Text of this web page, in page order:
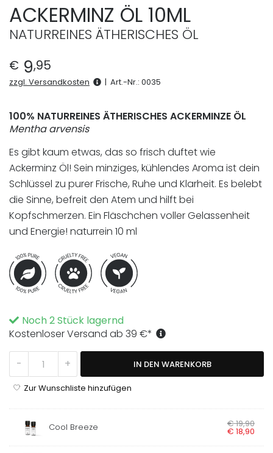
ACKERMINZ ÖL 10ML
NATURREINES ÄTHERISCHES ÖL
€ 9,95
zzgl. Versandkosten | Art.-Nr.: 0035
100% NATURREINES ÄTHERISCHES ACKERMINZE ÖL
Mentha arvensis
Es gibt kaum etwas, das so frisch duftet wie
Ackerminz Öl! Sein minziges, kühlendes Aroma ist dein
Schlüssel zu purer Frische, Ruhe und Klarheit. Es belebt
die Sinne, befreit den Atem und hilft bei
Kopfschmerzen. Ein Fläschchen voller Gelassenheit
und Energie! naturrein 10 ml
Noch 2 Stück lagernd
Kostenloser Versand ab 39 €*
-
Ackerminz Öl 10ml Menge
+ IN DEN WARENKORB
Zur Wunschliste hinzufügen
Cool Breeze €19,90
€ 18,90